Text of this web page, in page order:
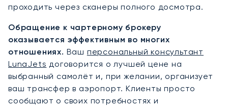
проходить через сканеры полного досмотра.
Обращение к чартерному брокеру
оказывается эффективным во многих
отношениях. Ваш персональный консультант
LunaJets договорится о лучшей цене на
выбранный самолёт и, при желании, организует
ваш трансфер в аэропорт. Клиенты просто
сообщают о своих потребностях и